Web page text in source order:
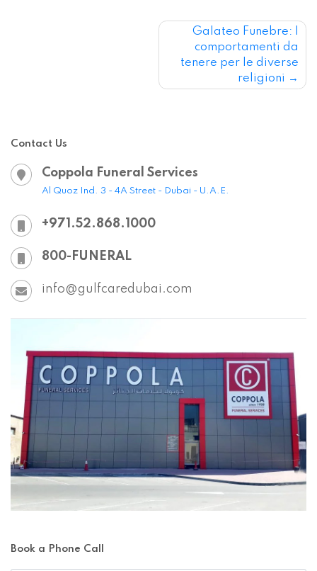
Al Quoz Ind. 3 - 4A Street - Dubai - U.A.E.
Book a Phone Call
Recall me on